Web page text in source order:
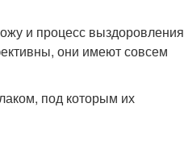
и процесс выздоровления
они имеют совсем
под которым их